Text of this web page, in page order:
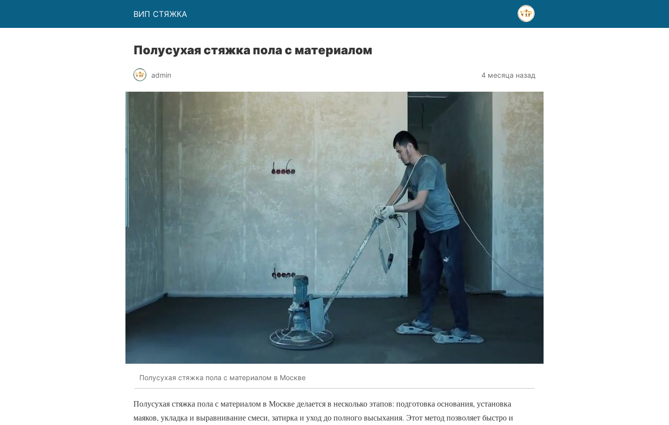
ВИП СТЯЖКА
Полусухая стяжка пола с материалом
admin 4 месяца назад
Полусухая стяжка пола с материалом в Москве
Полусухая стяжка пола с материалом в Москве делается в несколько этапов: подготовка основания, установка
маяков, укладка и выравнивание смеси, затирка и уход до полного высыхания. Этот метод позволяет быстро и